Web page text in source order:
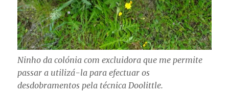
Ninho da colónia com excluidora que me permite
passar a utilizá-la para efectuar os
desdobramentos pela técnica Doolittle.